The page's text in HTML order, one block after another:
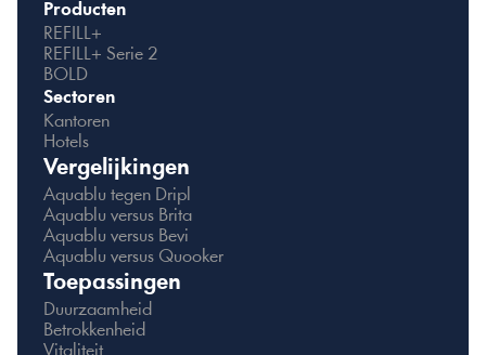
Producten
REFILL+
REFILL+ Serie 2
BOLD
Sectoren
Kantoren
Hotels
Vergelijkingen
Aquablu tegen Dripl
Aquablu versus Brita
Aquablu versus Bevi
Aquablu versus Quooker
Toepassingen
Duurzaamheid
Betrokkenheid
Vitaliteit